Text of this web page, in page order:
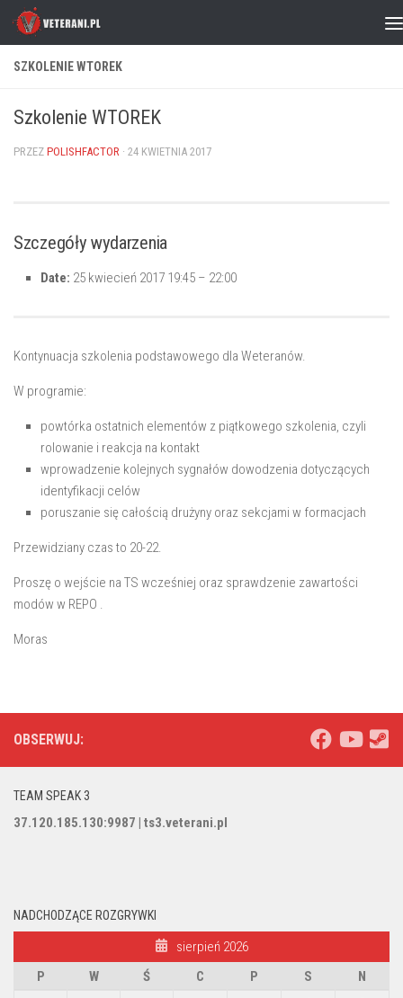
Skip to content
SZKOLENIE WTOREK
Szkolenie WTOREK
PRZEZ POLISHFACTOR · 24 KWIETNIA 2017
Szczegóły wydarzenia
Date: 25 kwiecień 2017 19:45 – 22:00
Kontynuacja szkolenia podstawowego dla Weteranów.
W programie:
powtórka ostatnich elementów z piątkowego szkolenia, czyli
rolowanie i reakcja na kontakt
wprowadzenie kolejnych sygnałów dowodzenia dotyczących
identyfikacji celów
poruszanie się całością drużyny oraz sekcjami w formacjach
Przewidziany czas to 20-22.
Proszę o wejście na TS wcześniej oraz sprawdzenie zawartości
modów w REPO .
Moras
OBSERWUJ:
TEAM SPEAK 3
37.120.185.130:9987 | ts3.veterani.pl
NADCHODZĄCE ROZGRYWKI
sierpień 2026
P
W Ś C P S
N